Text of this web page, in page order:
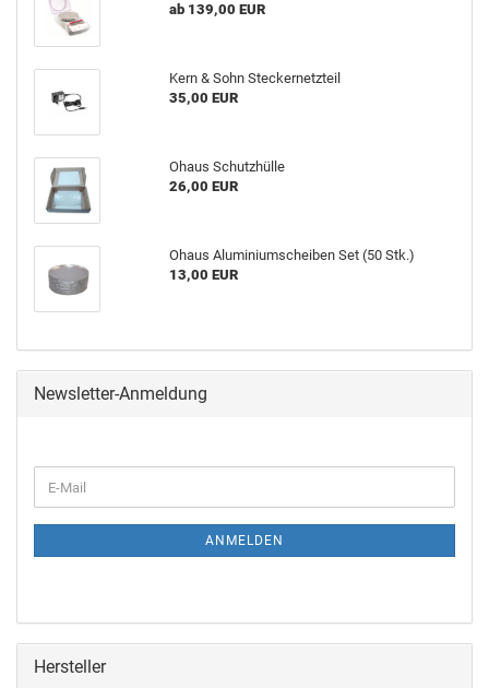
ab 139,00 EUR
Kern & Sohn Steckernetzteil
35,00 EUR
Ohaus Schutzhülle
26,00 EUR
Ohaus Aluminiumscheiben Set (50 Stk.)
13,00 EUR
Newsletter-Anmeldung
ANMELDEN
Hersteller